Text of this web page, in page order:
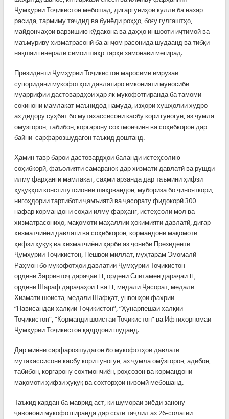
Ҷумҳурии Тоҷикистон мебошад, дигаргуниҳои куллӣ ба назар
расида, тармиму таҷдид ва бунёди роҳҳо, боғу гулгаштҳо,
майдончаҳои варзишию кӯдакона ва даҳҳо иншооти иҷтимоӣ ва
маъмуриву хизматрасонӣ ба анҷом расонида шудаанд ва тибқи
нақшаи генералӣ симои шаҳр тарҳи замонавӣ мегирад.
Президенти Ҷумҳурии Тоҷикистон маросими имрӯзаи
супоридани мукофотҳои давлатиро имконияти муносиби
муаррифии дастовардҳои ҳар як мукофотгиранда ба тамоми
сокинони мамлакат маънидод намуда, изҳори хушҳолии худро
аз дидору суҳбат бо мутахассисони касбу кори гуногун, аз ҷумла
омӯзгорон, табибон, коргарону сохтмончиён ва соҳибкорон дар
байни сарфарозшудагон таъкид доштанд.
Ҳамин тавр барои дастовардҳои баланди истеҳсолию
соҳибкорӣ, фаъолияти самаранок дар хизмати давлатӣ ва рушди
илму фарҳанги мамлакат, саҳми арзанда дар таъмини ҳифзи
ҳуқуқҳои конститутсионии шаҳрвандон, мубориза бо ҷинояткорӣ,
нигоҳдории тартиботи ҷамъиятӣ ва ҷасорату фидокорӣ 300
нафар кормандони соҳаи илму фарҳанг, истеҳсоли мол ва
хизматрасониҳо, мақомоти маҳаллии ҳокимияти давлатӣ, дигар
хизматчиёни давлатӣ ва соҳибкорон, кормандони мақомоти
ҳифзи ҳуқуқ ва хизматчиёни ҳарбӣ аз ҷониби Президенти
Ҷумҳурии Тоҷикистон, Пешвои миллат, муҳтарам Эмомалӣ
Раҳмон бо мукофотҳои давлатии Ҷумҳурии Тоҷикистон —
ордени Зарринтоҷ дараҷаи II, ордени Спитамен дараҷаи II,
ордени Шараф дараҷаҳои I ва II, медали Ҷасорат, медали
Хизмати шоиста, медали Шафқат, унвонҳои фахрии
“Нависандаи халқии Тоҷикистон”, “Ҳунарпешаи халқии
Тоҷикистон”, “Корманди шоистаи Тоҷикистон” ва Ифтихорномаи
Ҷумҳурии Тоҷикистон қадрдонӣ шуданд.
Дар миёни сарфарозшудагон бо мукофотҳои давлатӣ
мутахассисони касбу кори гуногун, аз ҷумла омӯзгорон, адибон,
табибон, коргарону сохтмончиён, роҳсозон ва кормандони
мақомоти ҳифзи ҳуқуқ ва сохторҳои низомӣ мебошанд.
Таъкид кардан ба маврид аст, ки шумораи зиёди занону
ҷавонони мукофотгиранда дар соли таҷлил аз 26-солагии